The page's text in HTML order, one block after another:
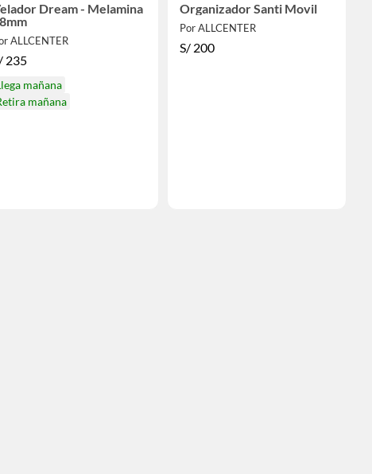
Dream - Melamina
ALLCENTER
235
mañana
mañana
Organizador Santi Movil
Por ALLCENTER
S/ 200